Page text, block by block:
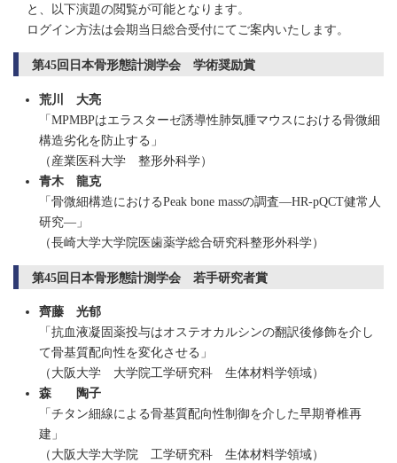
と、以下演題の閲覧が可能となります。
ログイン方法は会期当日総合受付にてご案内いたします。
第45回日本骨形態計測学会 学術奨励賞
荒川 大亮
「MPMBPはエラスターゼ誘導性肺気腫マウスにおける骨微細
構造劣化を防止する」
（産業医科大学 整形外科学）
青木 龍克
「骨微細構造におけるPeak bone massの調査―HR-pQCT健常人
研究―」
（長崎大学大学院医歯薬学総合研究科整形外科学）
第45回日本骨形態計測学会 若手研究者賞
齊藤 光郁
「抗血液凝固薬投与はオステオカルシンの翻訳後修飾を介し
て骨基質配向性を変化させる」
（大阪大学 大学院工学研究科 生体材料学領域）
森 陶子
「チタン細線による骨基質配向性制御を介した早期脊椎再
建」
（大阪大学大学院 工学研究科 生体材料学領域）